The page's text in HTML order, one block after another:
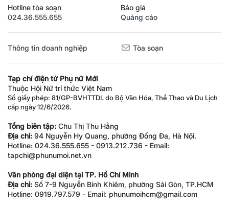
Hotline tòa soạn
024.36.555.655
Báo giá
Quảng cáo
Thông tin doanh nghiệp Tòa soạn
Tạp chí điện tử Phụ nữ Mới
Thuộc Hội Nữ trí thức Việt Nam
Số giấy phép: 81/GP-BVHTTDL do Bộ Văn Hóa, Thể Thao và Du Lịch
cấp ngày 12/6/2026.
Tổng biên tập: Chu Thị Thu Hằng
Địa chỉ: 94 Nguyễn Hy Quang, phường Đống Đa, Hà Nội.
Hotline: 024.36.555.655 - 0913.212.736 - Email:
tapchi@phunumoi.net.vn
Văn phòng đại diện tại TP. Hồ Chí Minh
Địa chỉ: Số 7-9 Nguyễn Bỉnh Khiêm, phường Sài Gòn, TP.HCM
Hotline: 0919.797.579 - Email: phunumoihcm@gmail.com